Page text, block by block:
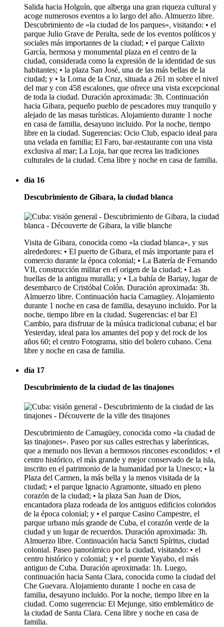
Salida hacia Holguín, que alberga una gran riqueza cultural y
acoge numerosos eventos a lo largo del año. Almuerzo libre.
Descubrimiento de «la ciudad de los parques», visitando: • el
parque Julio Grave de Peralta, sede de los eventos políticos y
sociales más importantes de la ciudad; • el parque Calixto
García, hermosa y monumental plaza en el centro de la
ciudad, considerada como la expresión de la identidad de sus
habitantes; • la plaza San José, una de las más bellas de la
ciudad; y • la Loma de la Cruz, situada a 261 m sobre el nivel
del mar y con 458 escalones, que ofrece una vista excepcional
de toda la ciudad. Duración aproximada: 3h. Continuación
hacia Gibara, pequeño pueblo de pescadores muy tranquilo y
alejado de las masas turísticas. Alojamiento durante 1 noche
en casa de familia, desayuno incluido. Por la noche, tiempo
libre en la ciudad. Sugerencias: Ocio Club, espacio ideal para
una velada en familia; El Faro, bar-restaurante con una vista
exclusiva al mar; La Loja, bar que recrea las tradiciones
culturales de la ciudad. Cena libre y noche en casa de familia.
día 16
Descubrimiento de Gibara, la ciudad blanca
Visita de Gibara, conocida como «la ciudad blanca», y sus
alrededores: • El puerto de Gibara, el más importante para el
comercio durante la época colonial; • La Batería de Fernando
VII, construcción militar en el origen de la ciudad; • Las
huellas de la antigua muralla; y • La bahía de Bariay, lugar de
desembarco de Cristóbal Colón. Duración aproximada: 3h.
Almuerzo libre. Continuación hacia Camagüey. Alojamiento
durante 1 noche en casa de familia, desayuno incluido. Por la
noche, tiempo libre en la ciudad. Sugerencias: el bar El
Cambio, para disfrutar de la música tradicional cubana; el bar
Yesterday, ideal para los amantes del pop y del rock de los
años 60; el centro Fotograma, sitio del bolero cubano. Cena
libre y noche en casa de familia.
día 17
Descubrimiento de la ciudad de las tinajones
Descubrimiento de Camagüey, conocida como «la ciudad de
las tinajones». Paseo por sus calles estrechas y laberínticas,
que a menudo nos llevan a hermosos rincones escondidos: • el
centro histórico, el más grande y mejor conservado de la isla,
inscrito en el patrimonio de la humanidad por la Unesco; • la
Plaza del Carmen, la más bella y la menos visitada de la
ciudad; • el parque Ignacio Agramonte, situado en pleno
corazón de la ciudad; • la plaza San Juan de Dios,
encantadora plaza rodeada de los antiguos edificios coloridos
de la época colonial; y • el parque Casino Campestre, el
parque urbano más grande de Cuba, el corazón verde de la
ciudad y un lugar de recuerdos. Duración aproximada: 3h.
Almuerzo libre. Continuación hacia Sancti Spíritus, ciudad
colonial. Paseo panorámico por la ciudad, visitando: • el
centro histórico y colonial; y • el puente Yayabo, el más
antiguo de Cuba. Duración aproximada: 1h. Luego,
continuación hacia Santa Clara, conocida como la ciudad del
Che Guevara. Alojamiento durante 1 noche en casa de
familia, desayuno incluido. Por la noche, tiempo libre en la
ciudad. Como sugerencia: El Mejunge, sitio emblemático de
la ciudad de Santa Clara. Cena libre y noche en casa de
familia.